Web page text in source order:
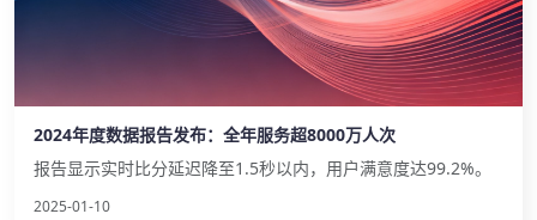
2024年度数据报告发布：全年服务超8000万人次
报告显示实时比分延迟降至1.5秒以内，用户满意度达99.2%。
2025-01-10